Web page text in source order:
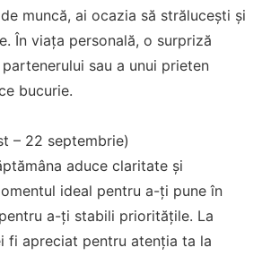
muncă, ai ocazia să strălucești și
În viața personală, o surpriză
sau a unui prieten
bucurie.
– 22 septembrie)
aduce claritate și
ideal pentru a-ți pune în
a-ți stabili prioritățile. La
fi apreciat pentru atenția ta la